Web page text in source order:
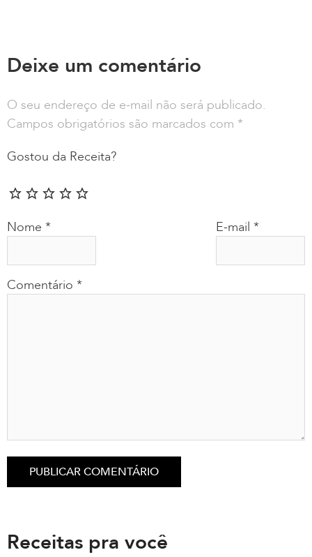
Deixe um comentário
O seu endereço de e-mail não será publicado.
Campos obrigatórios são marcados com *
Gostou da Receita?
Comentário *
Nome * E-mail *
Receitas pra você